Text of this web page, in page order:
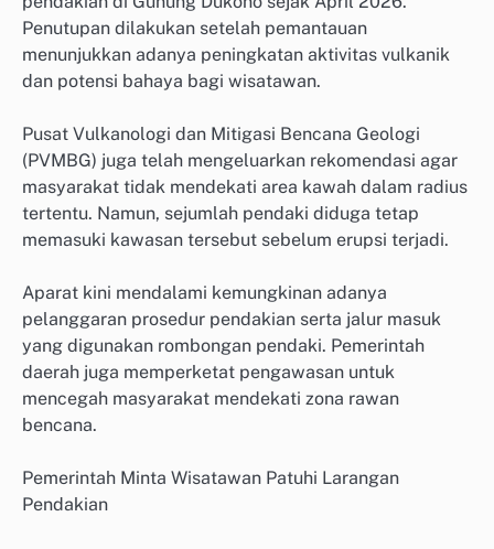
Penutupan dilakukan setelah pemantauan
menunjukkan adanya peningkatan aktivitas vulkanik
dan potensi bahaya bagi wisatawan.
Pusat Vulkanologi dan Mitigasi Bencana Geologi
(PVMBG) juga telah mengeluarkan rekomendasi agar
masyarakat tidak mendekati area kawah dalam radius
tertentu. Namun, sejumlah pendaki diduga tetap
memasuki kawasan tersebut sebelum erupsi terjadi.
Aparat kini mendalami kemungkinan adanya
pelanggaran prosedur pendakian serta jalur masuk
yang digunakan rombongan pendaki. Pemerintah
daerah juga memperketat pengawasan untuk
mencegah masyarakat mendekati zona rawan
bencana.
Pemerintah Minta Wisatawan Patuhi Larangan
Pendakian